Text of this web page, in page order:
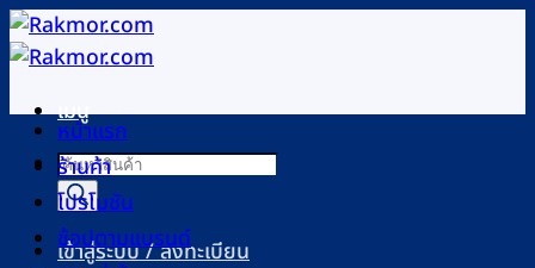
ข้าม
ไป
เนื้อหาเมนู
Products
search
เข้าสู่ระบบ / ลงทะเบียน
หน้าแรก
ร้านค้า
โปรโมชัน
ช้อปตามแบรนด์